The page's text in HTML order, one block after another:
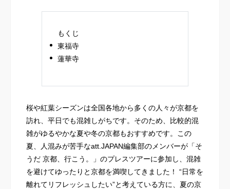
もくじ
東福寺
蓮華寺
桜や紅葉シーズンは全国各地から多くの人々が京都を
訪れ、平日でも混雑しがちです。そのため、比較的混
雑がゆるやかな夏や冬の京都もおすすめです。この
夏、人混みが苦手なatt.JAPAN編集部のメンバーが「そ
うだ 京都、行こう。」のプレスツアーに参加し、混雑
を避けてゆったりと京都を満喫してきました！ “日常を
離れてリフレッシュしたい”と考えている方に、夏の京